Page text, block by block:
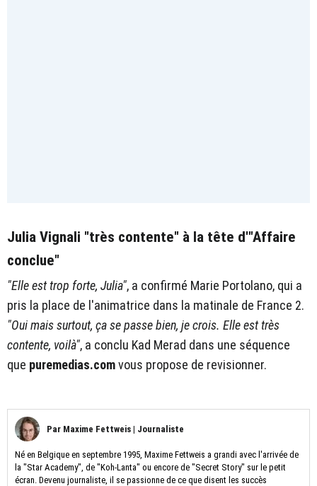
Julia Vignali "très contente" à la tête d'"Affaire
conclue"
"Elle est trop forte, Julia", a confirmé Marie Portolano, qui a
pris la place de l'animatrice dans la matinale de France 2.
"Oui mais surtout, ça se passe bien, je crois. Elle est très
contente, voilà", a conclu Kad Merad dans une séquence
que puremedias.comvous propose de revisionner.
Par Maxime Fettweis | Journaliste
Né en Belgique en septembre 1995, Maxime Fettweis a grandi avec l'arrivée de
la "Star Academy", de "Koh-Lanta" ou encore de "Secret Story" sur le petit
écran. Devenu journaliste, il se passionne de ce que disent les succès